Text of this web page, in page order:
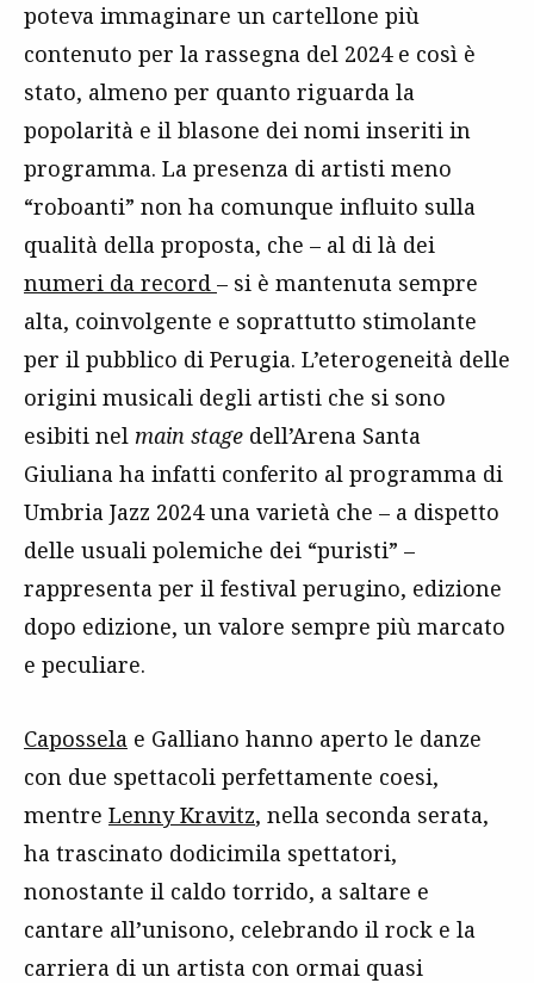
poteva immaginare un cartellone più
contenuto per la rassegna del 2024 e così è
stato, almeno per quanto riguarda la
popolarità e il blasone dei nomi inseriti in
programma. La presenza di artisti meno
“roboanti” non ha comunque influito sulla
qualità della proposta, che – al di là dei
numeri da record – si è mantenuta sempre
alta, coinvolgente e soprattutto stimolante
per il pubblico di Perugia. L’eterogeneità delle
origini musicali degli artisti che si sono
esibiti nel main stage dell’Arena Santa
Giuliana ha infatti conferito al programma di
Umbria Jazz 2024 una varietà che – a dispetto
delle usuali polemiche dei “puristi” –
rappresenta per il festival perugino, edizione
dopo edizione, un valore sempre più marcato
e peculiare.
Capossela e Galliano hanno aperto le danze
con due spettacoli perfettamente coesi,
mentre Lenny Kravitz, nella seconda serata,
ha trascinato dodicimila spettatori,
nonostante il caldo torrido, a saltare e
cantare all’unisono, celebrando il rock e la
carriera di un artista con ormai quasi